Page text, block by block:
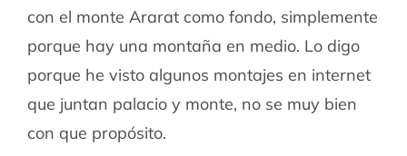
con el monte Ararat como fondo, simplemente
porque hay una montaña en medio. Lo digo
porque he visto algunos montajes en internet
que juntan palacio y monte, no se muy bien
con que propósito.